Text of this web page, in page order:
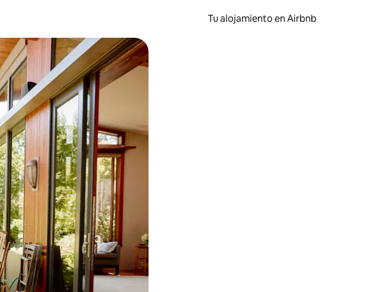
Tu alojamiento en Airbnb
o explorá deslizando el dedo.